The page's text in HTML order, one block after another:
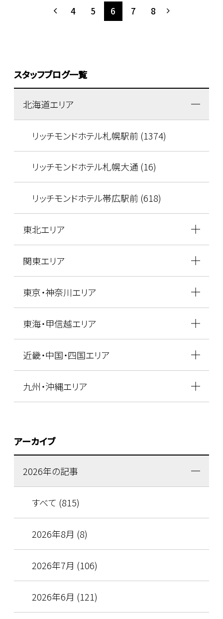
4 5 6 7 8
スタッフブログ一覧
北海道エリア
リッチモンドホテル札幌駅前 (1374)
リッチモンドホテル札幌大通 (16)
リッチモンドホテル帯広駅前 (618)
東北エリア
関東エリア
東京・神奈川エリア
東海・甲信越エリア
近畿・中国・四国エリア
九州・沖縄エリア
アーカイブ
2026年の記事
すべて (815)
2026年8月 (8)
2026年7月 (106)
2026年6月 (121)